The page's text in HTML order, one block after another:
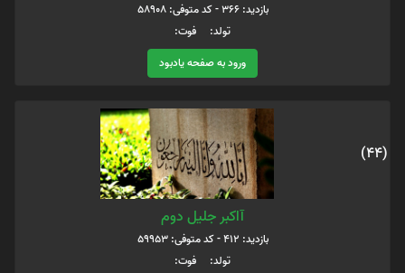
بازدید: 366 - کد متوفی: 58908
تولد: فوت:
ورود به صفحه یادبود
(44)
آاکبر جلیل دوم
بازدید: 412 - کد متوفی: 59953
تولد: فوت: